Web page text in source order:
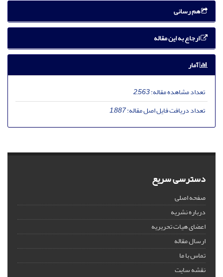
هم رسانی
ارجاع به این مقاله
آمار
تعداد مشاهده مقاله:2,563
تعداد دریافت فایل اصل مقاله:1,887
دسترسی سریع
صفحه اصلی
درباره نشریه
اعضای هیات تحریریه
ارسال مقاله
تماس با ما
نقشه سایت